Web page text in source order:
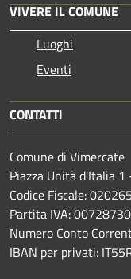
VIVERE IL COMUNE
Luoghi
Eventi
CONTATTI
Comune di Vimercate
Piazza Unità d'Italia
Codice Fiscale:
Partita IVA:
Numero Conto
IBAN per privati: